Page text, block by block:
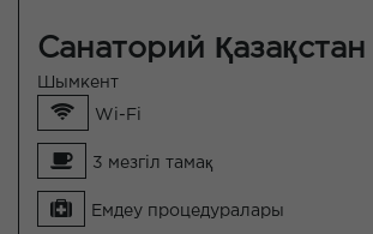
Санаторий Қазақстан
Шымкент
Wi-Fi
3 мезгіл тамақ
Емдеу процедуралары